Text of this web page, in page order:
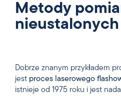
Metody
nieustalonych
Dobrze znanym przykładem
jest proces laserowego
istnieje od 1975 roku i jest